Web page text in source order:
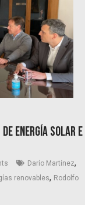
energía solar e
Darío Martínez,
renovables, Rodolfo